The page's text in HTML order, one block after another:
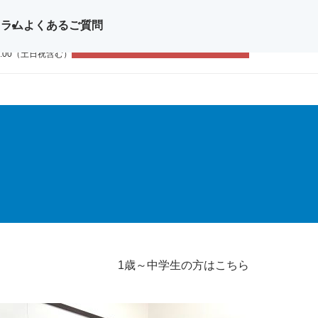
合わせ
（土日祝含む）
ムよくあるご質問
1歳～中学生の方はこちら